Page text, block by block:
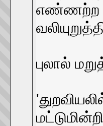
எண்ணற்ற
புலால்